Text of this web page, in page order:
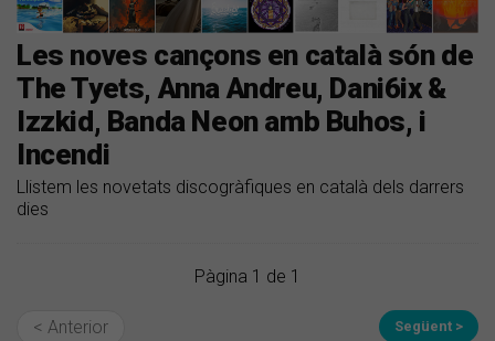
Les noves cançons en català són de
The Tyets, Anna Andreu, Dani6ix &
Izzkid, Banda Neon amb Buhos, i
Incendi
Llistem les novetats discogràfiques en català dels darrers
dies
Pàgina 1 de 1
< Anterior Següent >